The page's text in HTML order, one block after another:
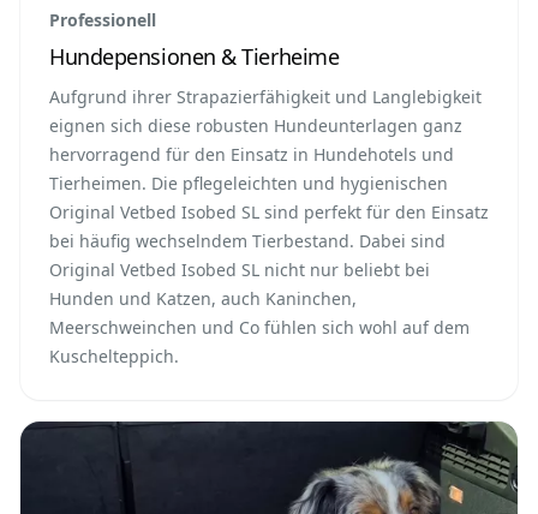
Professionell
Hundepensionen & Tierheime
Aufgrund ihrer Strapazierfähigkeit und Langlebigkeit
eignen sich diese robusten Hundeunterlagen ganz
hervorragend für den Einsatz in Hundehotels und
Tierheimen. Die pflegeleichten und hygienischen
Original Vetbed Isobed SL sind perfekt für den Einsatz
bei häufig wechselndem Tierbestand. Dabei sind
Original Vetbed Isobed SL nicht nur beliebt bei
Hunden und Katzen, auch Kaninchen,
Meerschweinchen und Co fühlen sich wohl auf dem
Kuschelteppich.